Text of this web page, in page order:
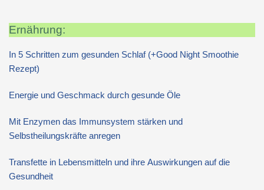
Ernährung:
In 5 Schritten zum gesunden Schlaf (+Good Night Smoothie
Rezept)
Energie und Geschmack durch gesunde Öle
Mit Enzymen das Immunsystem stärken und
Selbstheilungskräfte anregen
Transfette in Lebensmitteln und ihre Auswirkungen auf die
Gesundheit